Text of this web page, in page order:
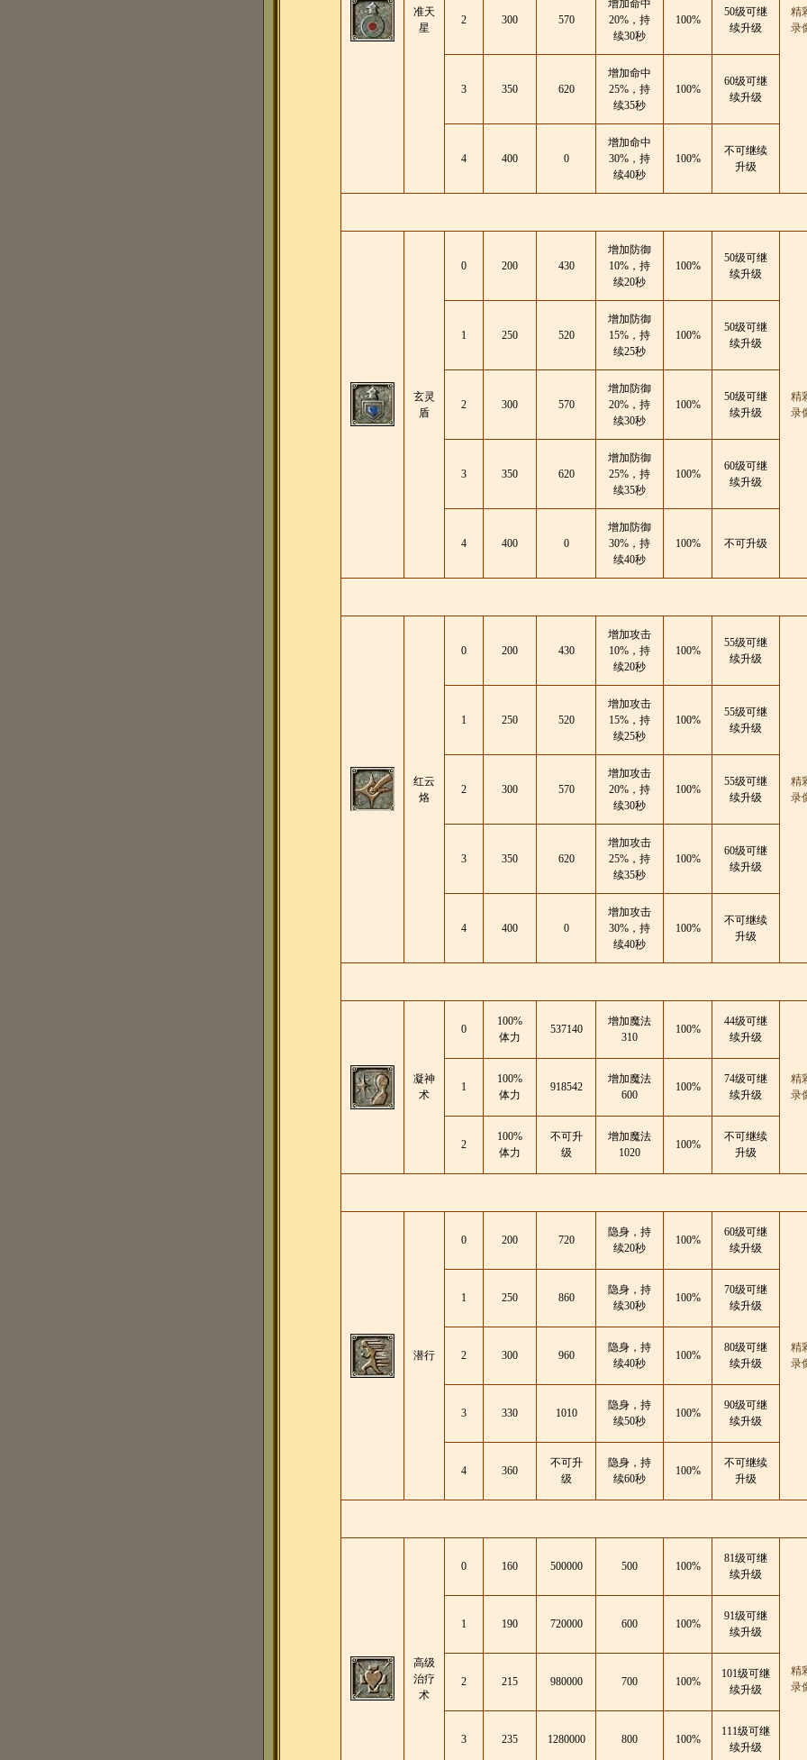
准天
星
精
录
2 300 570
增加命中
20%，持
续30秒
100%
50级可继
续升级
3 350 620
增加命中
25%，持
续35秒
100%
60级可继
续升级
4 400 0
增加命中
30%，持
续40秒
100%
不可继续
升级
玄灵
盾
0 200 430
增加防御
10%，持
续20秒
100%
50级可继
续升级
精
录
1 250 520
增加防御
15%，持
续25秒
100%
50级可继
续升级
2 300 570
增加防御
20%，持
续30秒
100%
50级可继
续升级
3 350 620
增加防御
25%，持
续35秒
100%
60级可继
续升级
4 400 0
增加防御
30%，持
续40秒
100% 不可升级
红云
烙
0 200 430
增加攻击
10%，持
续20秒
100%
55级可继
续升级
精
录
1 250 520
增加攻击
15%，持
续25秒
100%
55级可继
续升级
2 300 570
增加攻击
20%，持
续30秒
100%
55级可继
续升级
3 350 620
增加攻击
25%，持
续35秒
100%
60级可继
续升级
4 400 0
增加攻击
30%，持
续40秒
100%
不可继续
升级
凝神
术
0
100%
体力
537140
增加魔法
310
100%
44级可继
续升级
精
录
1
100%
体力
918542
增加魔法
600
100%
74级可继
续升级
2
100%
体力
不可升
级
增加魔法
1020
100%
不可继续
升级
潜行
0 200 720
隐身，持
续20秒
100%
60级可继
续升级
精
录
1 250 860
隐身，持
续30秒
100%
70级可继
续升级
2 300 960
隐身，持
续40秒
100%
80级可继
续升级
3 330 1010
隐身，持
续50秒
100%
90级可继
续升级
4 360
不可升
级
隐身，持
续60秒
100%
不可继续
升级
高级
治疗
术
0 160 500000 500 100%
81级可继
续升级
精
录
1 190 720000 600 100%
91级可继
续升级
2 215 980000 700 100%
101级可继
续升级
3 235 1280000 800 100%
111级可继
续升级